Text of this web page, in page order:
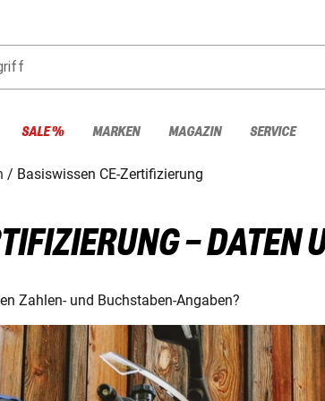
SALE % MARKEN MAGAZIN SERVICE
Basiswissen CE-Zertifizierung
– DATEN
Zahlen- und Buchstaben-Angaben?